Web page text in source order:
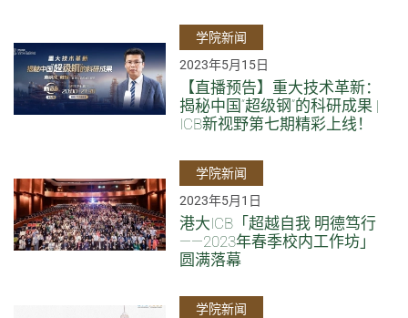
学院新闻
2023年5月15日
【直播预告】重大技术革新：
揭秘中国“超级钢”的科研成果 |
ICB新视野第七期精彩上线！
学院新闻
2023年5月1日
港大ICB「超越自我 明德笃行
——2023年春季校内工作坊」
圆满落幕
学院新闻